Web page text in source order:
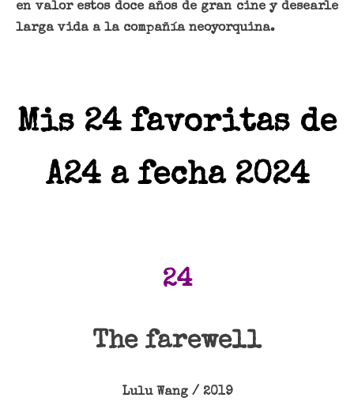
en valor estos doce años de gran cine y desearle
larga vida a la compañía neoyorquina.
Mis 24 favoritas de
A24 a fecha 2024
24
The farewell
Lulu Wang / 2019